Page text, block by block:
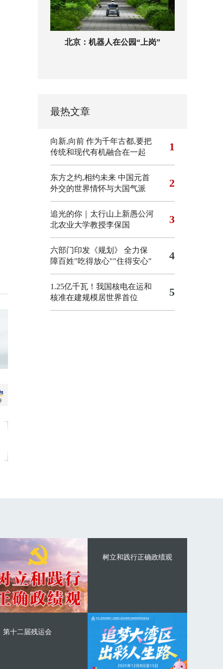
北京：机器人在公园“上岗”
最热文章
向新,向前 作为千年古都,要把
传统和现代有机融合在一起
1
东方之约,相约未来 中国元首
外交的世界情怀与大国气派
2
追光的你｜太行山上新愚公河
北农业大学教授李保国
3
六部门印发《规划》 全力保
障百姓"吃得放心""住得安心"
4
1.25亿千瓦！我国核电在运和
核准在建规模居世界首位
5
树立和践行正确政绩观
第十二届残运会